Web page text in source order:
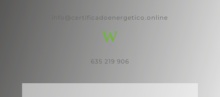
info@certificadoenergetico.online
w
635 219 906